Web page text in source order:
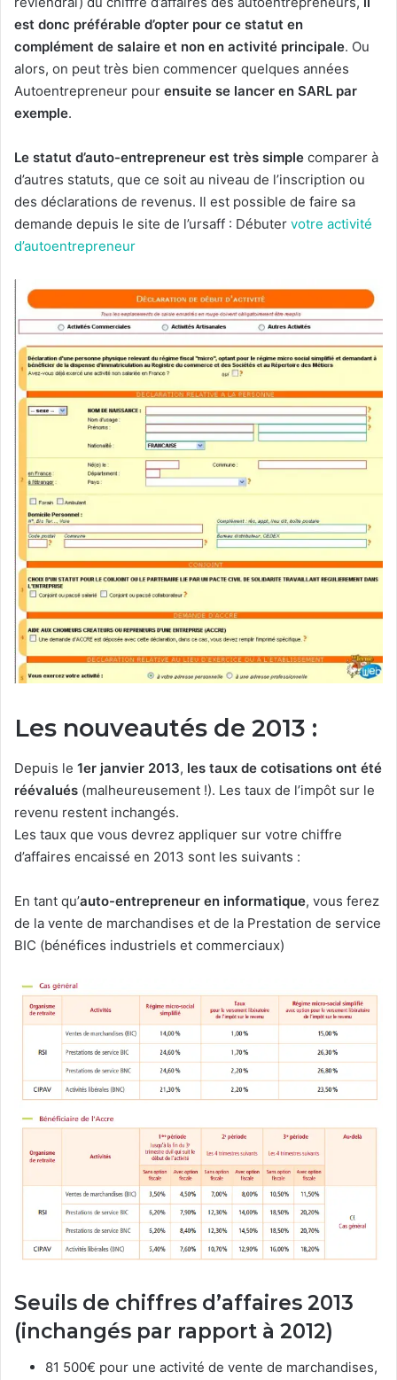
est donc préférable d’opter pour ce statut en
complément de salaire et non en activité principale. Ou
alors, on peut très bien commencer quelques années
Autoentrepreneur pour ensuite se lancer en SARL par
exemple.
Le statut d’auto-entrepreneur est très simple comparer à
d’autres statuts, que ce soit au niveau de l’inscription ou
des déclarations de revenus. Il est possible de faire sa
demande depuis le site de l’ursaff : Débuter votre activité
d’autoentrepreneur
Les nouveautés de 2013 :
Depuis le 1er janvier 2013, les taux de cotisations ont été
réévalués (malheureusement !). Les taux de l’impôt sur le
revenu restent inchangés.
Les taux que vous devrez appliquer sur votre chiffre
d’affaires encaissé en 2013 sont les suivants :
En tant qu’auto-entrepreneur en informatique, vous ferez
de la vente de marchandises et de la Prestation de service
BIC (bénéfices industriels et commerciaux)
Seuils de chiffres d’affaires 2013
(inchangés par rapport à 2012)
81 500€ pour une activité de vente de marchandises,